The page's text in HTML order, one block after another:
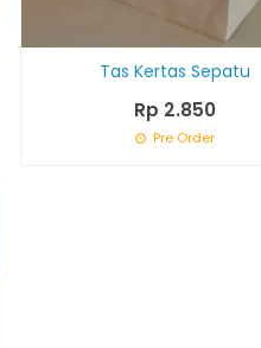
Tas Kertas Sepatu
Rp 2.850
Pre Order